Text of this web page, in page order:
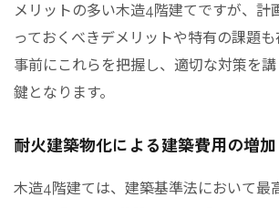
メリットの多い木造4階建てですが、計
っておくべきデメリットや特有の課題も
事前にこれらを把握し、適切な対策を
鍵となります。
耐火建築物化による建築費用の増加
木造4階建ては、建築基準法において最